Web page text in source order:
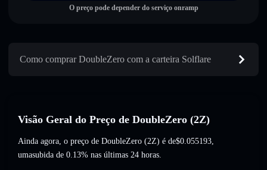
O preço pode depender do serviço onramp
Como comprar DoubleZero com a carteira Solflare
Visão Geral do Preço de DoubleZero (2Z)
Ainda agora, o preço de DoubleZero (2Z) é de$0.055193,
umasubida de 0.13% nas últimas 24 horas.